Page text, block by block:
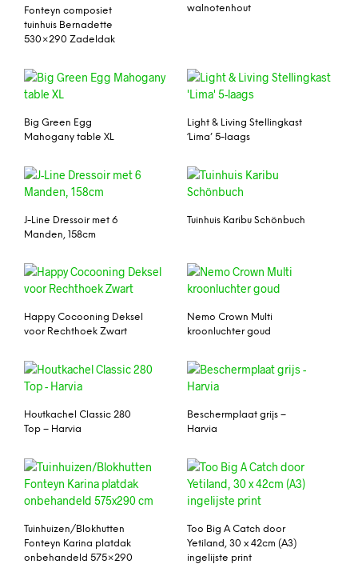
Fonteyn composiet
tuinhuis Bernadette
530×290 Zadeldak
walnotenhout
Big Green Egg
Mahogany table XL
Light & Living Stellingkast
‘Lima’ 5-laags
J-Line Dressoir met 6
Manden, 158cm
Tuinhuis Karibu Schönbuch
Happy Cocooning Deksel
voor Rechthoek Zwart
Nemo Crown Multi
kroonluchter goud
Houtkachel Classic 280
Top – Harvia
Beschermplaat grijs –
Harvia
Tuinhuizen/Blokhutten
Fonteyn Karina platdak
onbehandeld 575×290
Too Big A Catch door
Yetiland, 30 x 42cm (A3)
ingelijste print